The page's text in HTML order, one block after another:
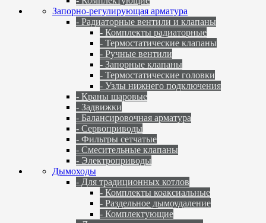
Запорно-регулирующая арматура
- Радиаторные вентили и клапаны
- Комплекты радиаторные
- Термостатические клапаны
- Ручные вентили
- Запорные клапаны
- Термостатические головки
- Узлы нижнего подключения
- Краны шаровые
- Задвижки
- Балансировочная арматура
- Сервоприводы
- Фильтры сетчатые
- Смесительные клапаны
- Электроприводы
Дымоходы
- Для традиционных котлов
- Комплекты коаксиальные
- Раздельное дымоудаление
- Комплектующие